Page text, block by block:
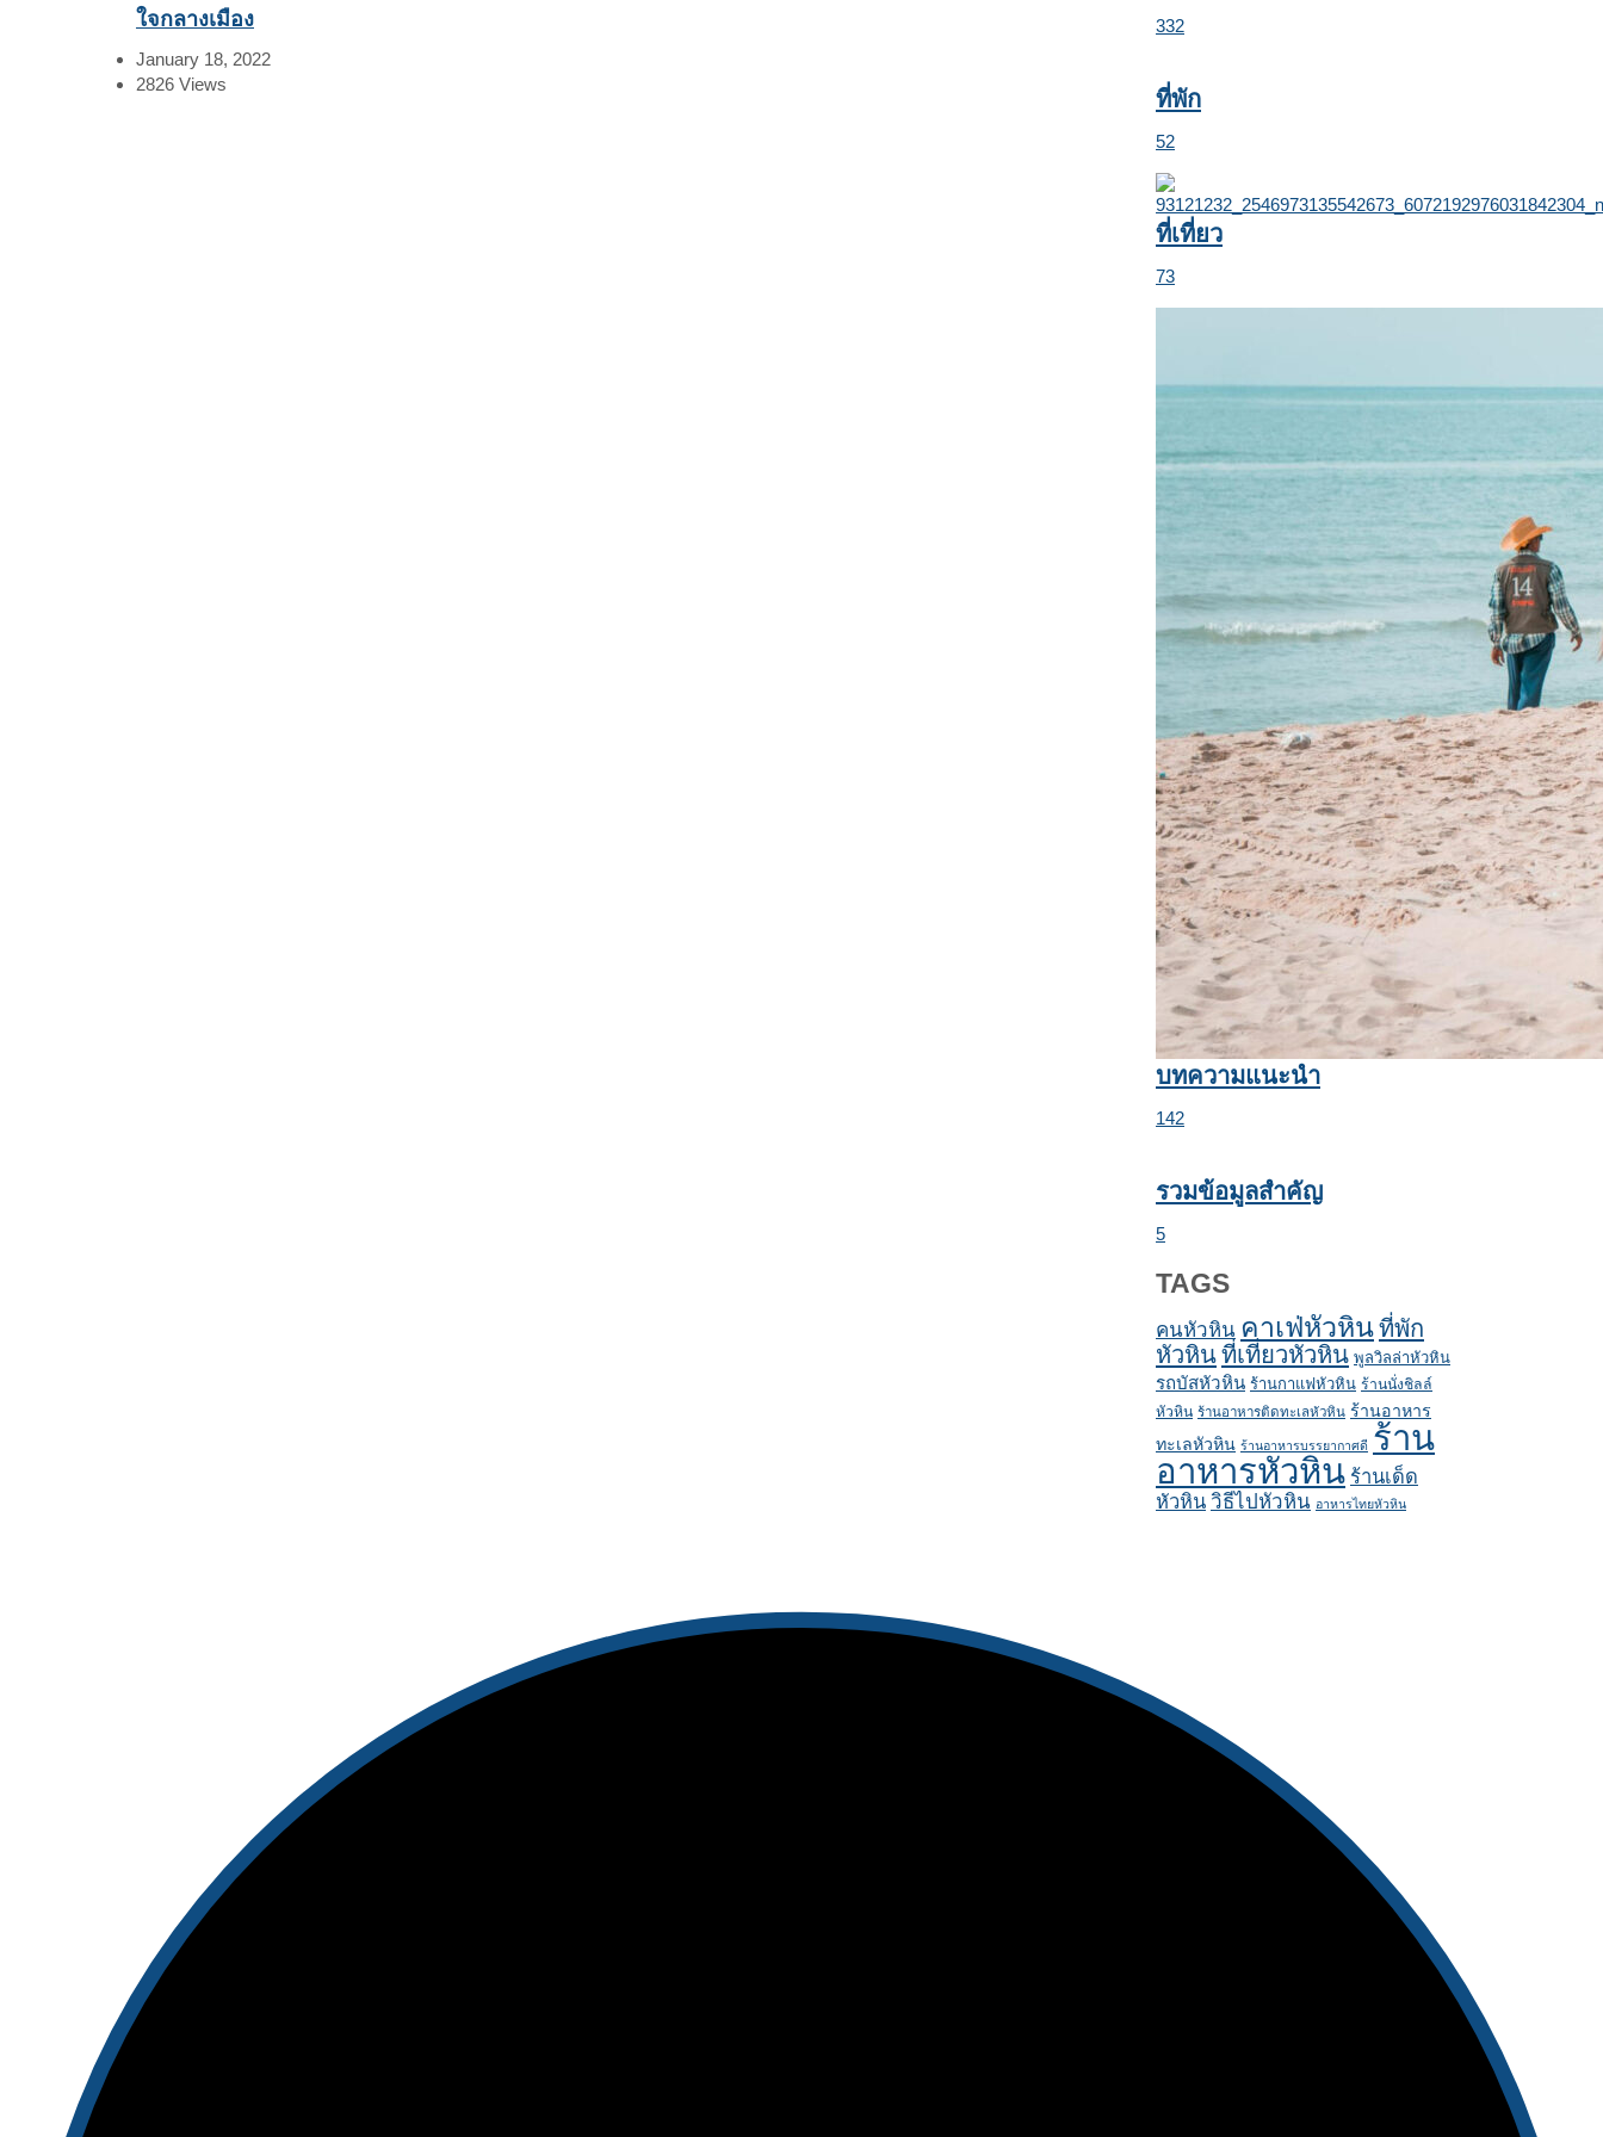
ใจกลางเมือง
January 18, 2022
2826 Views
332
ที่พัก
52
ที่เที่ยว
73
บทความแนะนำ
142
รวมข้อมูลสำคัญ
5
TAGS
คนหัวหิน คาเฟ่หัวหินที่พัก
หัวหินที่เที่ยวหัวหิน พูลวิลล่าหัวหิน
รถบัสหัวหิน ร้านกาแฟหัวหิน ร้านนั่งชิลล์
หัวหิน ร้านอาหารติดทะเลหัวหิน ร้านอาหาร
ทะเลหัวหิน ร้านอาหารบรรยากาศดี ร้าน
อาหารหัวหิน ร้านเด็ด
หัวหิน วิธีไปหัวหิน อาหารไทยหัวหิน